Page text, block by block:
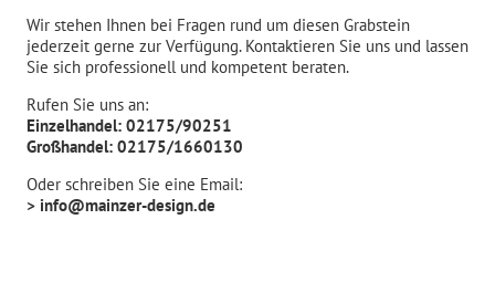
Wir stehen Ihnen bei Fragen rund um diesen Grabstein
jederzeit gerne zur Verfügung. Kontaktieren Sie uns und lassen
Sie sich professionell und kompetent beraten.
Rufen Sie uns an:
Einzelhandel: 02175/90251
Großhandel: 02175/1660130
Oder schreiben Sie eine Email:
> info@mainzer-design.de